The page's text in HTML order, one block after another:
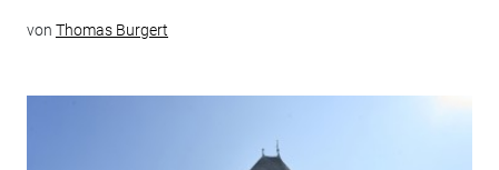
von Thomas Burgert